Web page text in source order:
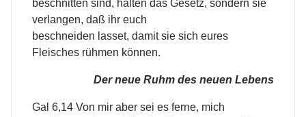
beschnitten sind, halten das Gesetz, sondern sie
verlangen, daß ihr euch
beschneiden lasset, damit sie sich eures
Fleisches rühmen können.
Der neue Ruhm des neuen Lebens
Gal 6,14 Von mir aber sei es ferne, mich